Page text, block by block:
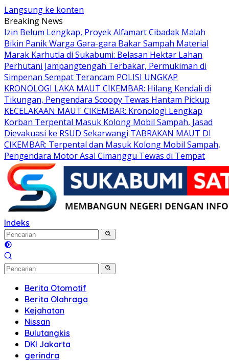
Langsung ke konten
Breaking News
Izin Belum Lengkap, Proyek Alfamart Cibadak Malah
Bikin Panik Warga Gara-gara Bakar Sampah Material
Marak Karhutla di Sukabumi: Belasan Hektar Lahan
Perhutani Jampangtengah Terbakar, Permukiman di
Simpenan Sempat Terancam POLISI UNGKAP
KRONOLOGI LAKA MAUT CIKEMBAR: Hilang Kendali di
Tikungan, Pengendara Scoopy Tewas Hantam Pickup
KECELAKAAN MAUT CIKEMBAR: Kronologi Lengkap
Korban Terpental Masuk Kolong Mobil Sampah, Jasad
Dievakuasi ke RSUD Sekarwangi TABRAKAN MAUT DI
CIKEMBAR: Terpental dan Masuk Kolong Mobil Sampah,
Pengendara Motor Asal Cimanggu Tewas di Tempat
Indeks
Berita Otomotif
Berita Olahraga
Kejahatan
Nissan
Bulutangkis
DKI Jakarta
gerindra